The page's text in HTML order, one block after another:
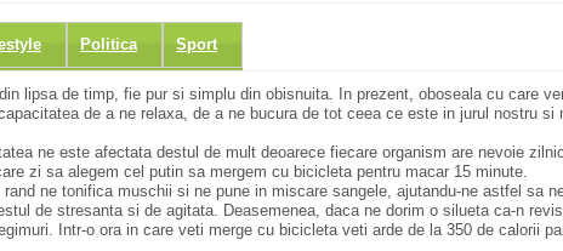
Politica Sport
lipsa de timp, fie pur si simplu din obisnuita. In prezent, oboseala cu care
de a ne relaxa, de a ne bucura de tot ceea ce este in jurul nostru si
ne este afectata destul de mult deoarece fiecare organism are nevoie
zi sa alegem cel putin sa mergem cu bicicleta pentru macar 15 minute.
ne tonifica muschii si ne pune in miscare sangele, ajutandu-ne astfel sa
de stresanta si de agitata. Deasemenea, daca ne dorim o silueta ca-n
Intr-o ora in care veti merge cu bicicleta veti arde de la 350 de calorii